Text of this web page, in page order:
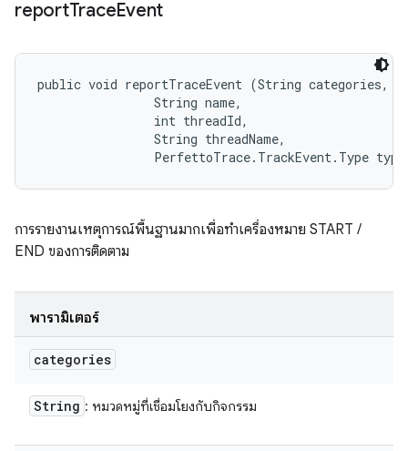
reportTraceEvent
public void reportTraceEvent (String categories,
                String name,
                int threadId,
                String threadName,
PerfettoTrace.TrackEvent.Type
การรายงานเหตุการณ์พื้นฐานมากเพื่อทำเครื่องหมาย START /
END ของการติดตาม
พารามิเตอร์
categories
String : หมวดหมู่ที่เชื่อมโยงกับกิจกรรม